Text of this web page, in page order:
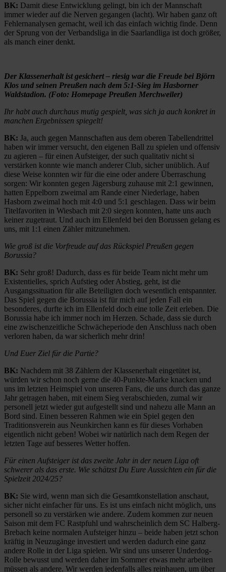
BK: Damit diese Entwicklung gelingt, bin ich der Mannschaft
immer wieder auf die Nerven gegangen (lacht). Wir haben ganz oft
Fehlernanalysen gemacht, weil ich das einfach wichtig finde. Denn
der Sprung von der Verbandsliga in die Saarlandliga ist doch größer,
als manch einer denkt.
Der Klassenerhalt ist gesichert – riesig war die Freude bei Björn
Klos und seinen Preußen nach dem 5:1-Sieg im Hasborner
Waldstadion. (Foto: Homepage Preußen Merchweiler)
Ihr habt auch durchaus mutig gespielt, was sich ja auch konkret in
manchen Ergebnissen spiegelt!
BK: Ja, auch gegen Mannschaften aus dem oberen Tabellendrittel
haben wir immer versucht, den eigenen Ball zu spielen und offensiv
zu agieren – für einen Aufsteiger, der such qualitativ nicht si
verstärken konnte wie manch anderer Club, sicher unüblich. Auf
diese Weise konnten wir für die eine oder andere Überraschung
sorgen: Wir konnten gegen Jägersburg zuhause mit 2:1 gewinnen,
hatten Eppelborn zweimal am Rande einer Niederlage, haben
Hasborn zweimal hoch mit 4:0 und 5:1 geschlagen. Dass wir beim
Titelfavoriten in Wiesbach mit 2:0 siegen konnten, hatte uns auch
keiner zugetraut. Und auch im Ellenfeld bei den Borussen gelang es
uns, mit 1:1 einen Zähler mitzunehmen.
Wie groß ist die Vorfreude auf das Rückspiel Preußen gegen
Borussia?
BK: Sehr groß! Dadurch, dass es für beide Team nicht mehr um
Existentielles, sprich Aufstieg oder Abstieg, geht, ist die
Ausgangssituation für alle Beteiligten doch wesentlich entspannter.
Das Spiel gegen die Borussia ist für mich auf jeden Fall ein
besonderes, durfte ich im Ellenfeld doch eine tolle Zeit erleben. Die
Borussia habe ich immer noch im Herzen. Schade, dass sie durch
eine zwischenzeitliche Schwächeperiode den Anschluss nach oben
verloren haben, da war sicherlich mehr drin!
Und Euer Ziel für die Partie?
BK: Nachdem mit 38 Zählern der Klassenerhalt eingetütet ist,
würden wir schon noch gerne die 40-Punkte-Marke knacken und
uns im letzten Heimspiel von unseren Fans, die uns durch das ganze
Jahr getragen haben, mit einem Sieg verabschieden, zumal wir
personell jetzt wieder gut aufgestellt sind und nahezu alle Mann an
Bord sind. Einen besseren Rahmen wie ein Spiel gegen den
Traditionsverein aus Neunkirchen kann es für dieses Vorhaben
eigentlich nicht geben! Wobei wir natürlich nach dem Regen der
letzten Tage auf besseres Wetter hoffen.
Für einen Aufsteiger ist das zweite Jahr in der neuen Liga oft
schwerer als das erste. Wie schätzst Du Eure Aussichten ein für die
Spielzeit 2024/25?
BK: Sie wird, wenn man sich die Gesamtkonstellation anschaut,
sicher nicht einfacher für uns. Es ist uns einfach nicht möglich, uns
personell so zu verstärken wie andere. Zudem kommen zur neuen
Saison mit dem FC Rastpfuhl und wahrscheinlich dem SC Halberg-
Brebach keine normalen Aufsteiger hinzu – beide haben jetzt schon
kräftig in Neuzugänge investiert und werden dadurch eine ganz
andere Rolle in der Liga spielen. Wir sind uns unserer Underdog-
Rolle bewusst und werden daher im Sommer etwas mehr arbeiten
müssen als andere. Wir werden jedenfalls alles reinhauen, um über